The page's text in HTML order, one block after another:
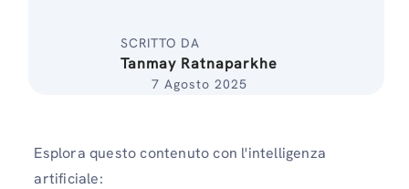
SCRITTO DA
Tanmay Ratnaparkhe
7 Agosto 2025
Esplora questo contenuto con l'intelligenza
artificiale: